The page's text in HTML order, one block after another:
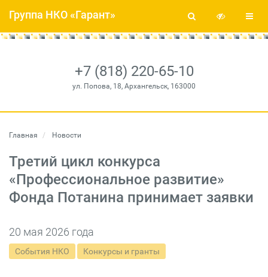
+7 (818) 220-65-10
ул. Попова, 18, Архангельск, 163000
Группа НКО «Гарант»
Главная Новости
Третий цикл конкурса
«Профессиональное развитие»
Фонда Потанина принимает заявки
20 мая 2026 года
События НКО Конкурсы и гранты